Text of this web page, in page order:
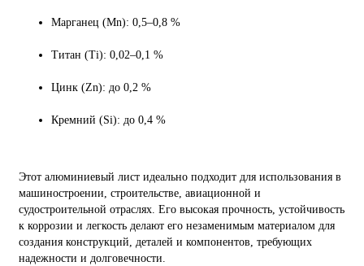
Марганец (Mn): 0,5–0,8 %
Титан (Ti): 0,02–0,1 %
Цинк (Zn): до 0,2 %
Кремний (Si): до 0,4 %
Этот алюминиевый лист идеально подходит для использования в
машиностроении, строительстве, авиационной и
судостроительной отраслях. Его высокая прочность, устойчивость
к коррозии и легкость делают его незаменимым материалом для
создания конструкций, деталей и компонентов, требующих
надежности и долговечности.